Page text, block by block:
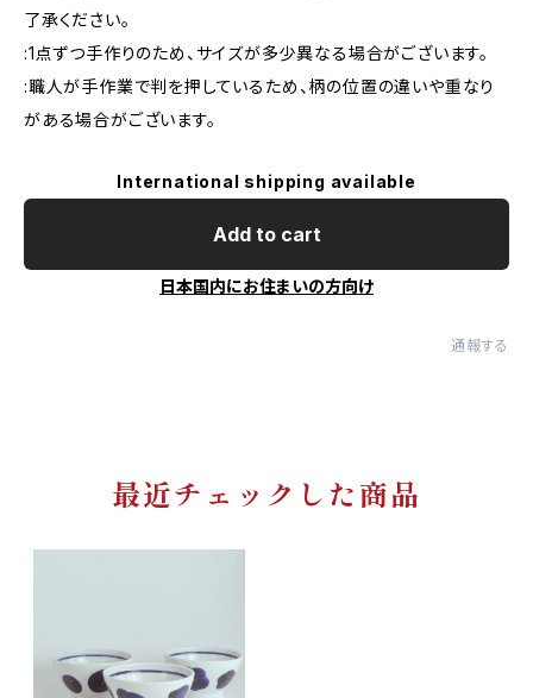
了承ください。
:1点ずつ手作りのため、サイズが多少異なる場合がございます。
:職人が手作業で判を押しているため、柄の位置の違いや重なり
がある場合がございます。
International shipping available
Add to cart
日本国内にお住まいの方向け
通報する
最近チェックした商品